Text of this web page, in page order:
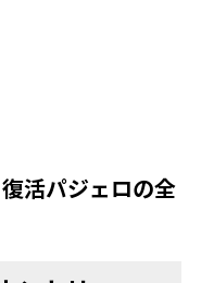
活パジェロの全